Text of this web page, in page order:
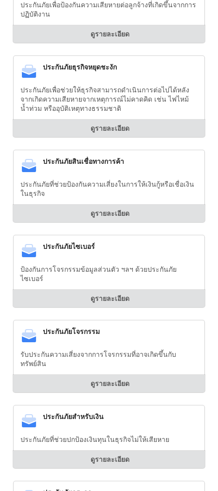
ประกันภัยเพื่อป้องกันความเสียหายต่อลูกจ้างที่เกิดขึ้นจากการ
ปฏิบัติงาน
ดูรายละเอียด
ประกันภัยธุรกิจหยุดชะงัก
ประกันภัยเพื่อช่วยให้ธุรกิจสามารถดำเนินการต่อไปได้หลัง
จากเกิดความเสียหายจากเหตุการณ์ไม่คาดคิด เช่น ไฟไหม้
น้ำท่วม หรืออุบัติเหตุทางธรรมชาติ
ดูรายละเอียด
ประกันภัยสินเชื่อทางการค้า
ประกันภัยที่ช่วยป้องกันความเสี่ยงในการให้เงินกู้หรือเชื่อเงิน
ในธุรกิจ
ดูรายละเอียด
ประกันภัยไซเบอร์
ป้องกันการโจรกรรมข้อมูลส่วนตัว ฯลฯ ด้วยประกันภัย
ไซเบอร์
ดูรายละเอียด
ประกันภัยโจรกรรม
รับประกันความเสี่ยงจากการโจรกรรมที่อาจเกิดขึ้นกับ
ทรัพย์สิน
ดูรายละเอียด
ประกันภัยสำหรับเงิน
ประกันภัยที่ช่วยปกป้องเงินทุนในธุรกิจไม่ให้เสียหาย
ดูรายละเอียด